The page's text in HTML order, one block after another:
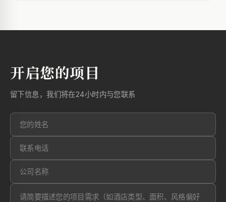
开启您的项目
留下信息，我们将在24小时内与您联系